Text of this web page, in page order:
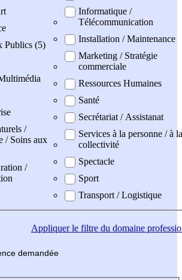
Publics (5)
/
/ Soins aux
/
Informatique /
Télécommunication
Installation / Maintenance
Marketing / Stratégie
commerciale
Ressources Humaines
Santé
Secrétariat / Assistanat
Services à la personne / à la
collectivité
Spectacle
Sport
Transport / Logistique
Appliquerle filtre du domaine
demandée